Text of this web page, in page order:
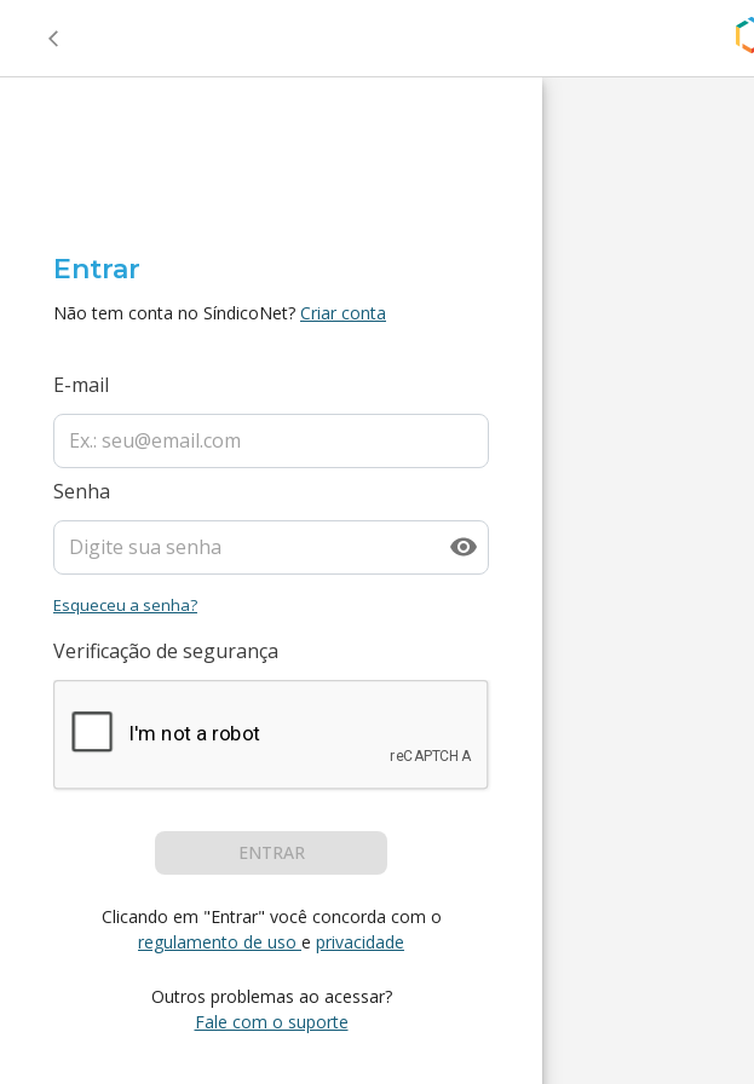
Entrar
Não tem conta no SíndicoNet? Criar conta
E-mail
Senha
Esqueceu a senha?
Verificação de segurança
ENTRAR
Clicando em "Entrar" você concorda com o
regulamento de uso e privacidade
Outros problemas ao acessar?
Fale com o suporte